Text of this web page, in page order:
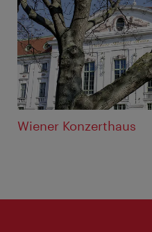
Wiener Konzerthaus